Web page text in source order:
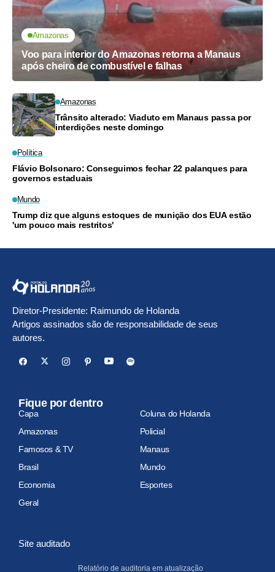
Amazonas
Voo para interior do Amazonas retorna a Manaus
após cheiro de combustível e falhas
Amazonas
Trânsito alterado: Viaduto em Manaus passa por
interdições neste domingo
Política
Flávio Bolsonaro: Conseguimos fechar 22 palanques para
governos estaduais
Mundo
Trump diz que alguns estoques de munição dos EUA estão
'um pouco mais restritos'
Diretor-Presidente: Raimundo de Holanda
Artigos assinados são de responsabilidade de seus
autores.
Fique por dentro
Capa
Coluna do Holanda
Amazonas
Policial
Famosos & TV
Manaus
Brasil
Mundo
Economia
Esportes
Geral
Site auditado
Relatório de auditoria em atualização